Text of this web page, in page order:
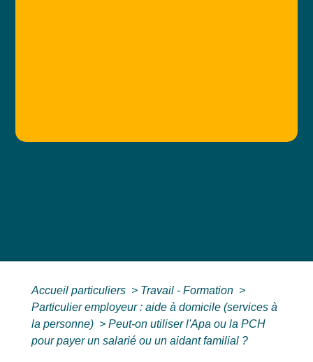
Accueil particuliers > Travail - Formation >
Particulier employeur : aide à domicile (services à
la personne) > Peut-on utiliser l'Apa ou la PCH
pour payer un salarié ou un aidant familial ?